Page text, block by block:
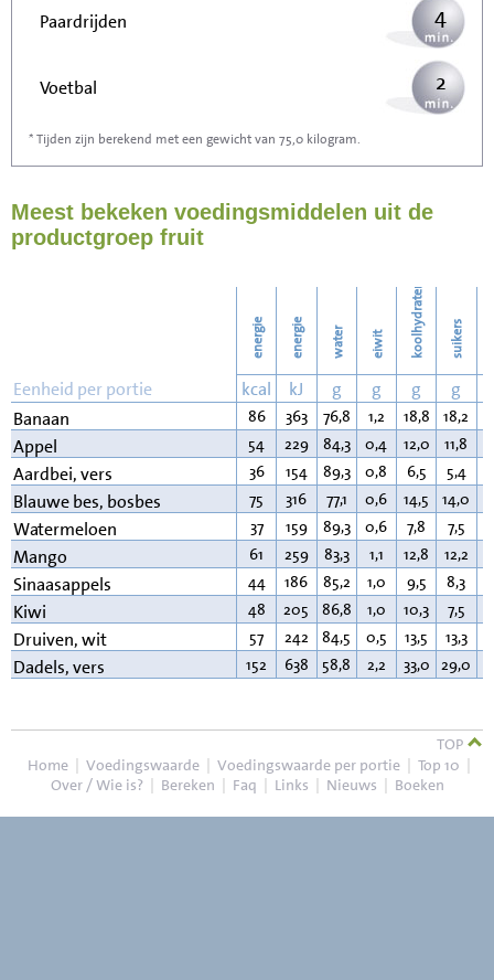
Paardrijden 4
Voetbal 2
Stofzuigen
Strijken
9
* Tijden zijn berekend met een gewicht van 75,0 kilogram.
Meest bekeken voedingsmiddelen uit de
productgroep fruit
energie energie water eiwit koolhydraten suikers
Eenheid per portie kcal kJ g g g g
Banaan
86 363 76,8 1,2 18,8 18,2
Appel 54 229 84,3 0,4 12,0 11,8
Aardbei, vers 36 154 89,3 0,8 6,5 5,4
Blauwe bes, bosbes 75 316 77,1 0,6 14,5 14,0
Watermeloen 37 159 89,3 0,6 7,8 7,5
Mango 61 259 83,3 1,1 12,8 12,2
Sinaasappels 44 186 85,2 1,0 9,5 8,3
Kiwi 48 205 86,8 1,0 10,3 7,5
Druiven, wit 57 242 84,5 0,5 13,5 13,3
Dadels, vers 152 638 58,8 2,2 33,0 29,0
TOP
Home | Voedingswaarde | Voedingswaarde per portie | Top 10 |
Over / Wie is? | Bereken | Faq | Links | Nieuws | Boeken